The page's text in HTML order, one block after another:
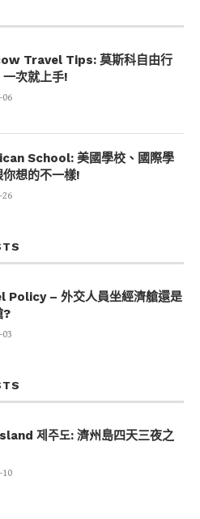
Travel Tips: 莫斯科自由行
一次就上手!
06
School: 美國學校、國際學
你想的不一樣!
26
Policy – 外交人員坐經濟艙還是
?
제주도: 濟州島四天三夜之
10